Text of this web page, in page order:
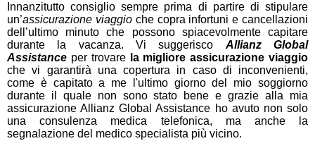
Innanzitutto consiglio sempre prima di partire di stipulare
un’assicurazione viaggioche copra infortuni e cancellazioni
dell’ultimo minuto che possono spiacevolmente capitare
durante la vacanza. Vi suggerisco Allianz Global
Assistance per trovare la migliore assicurazione viaggio
che vi garantirà una copertura in caso di inconvenienti,
come è capitato a me l'ultimo giorno del mio soggiorno
durante il quale non sono stato bene e grazie alla mia
assicurazione Allianz Global Assistance ho avuto non solo
una consulenza medica telefonica, ma anche la
segnalazione del medico specialista più vicino.